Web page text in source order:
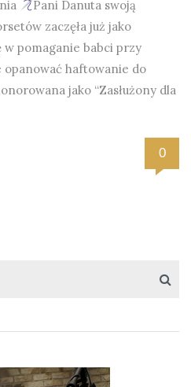
Pani Danuta swoją
zaczęła już jako
w pomaganie babci przy
opanować haftowanie do
jako “Zasłużony dla
0